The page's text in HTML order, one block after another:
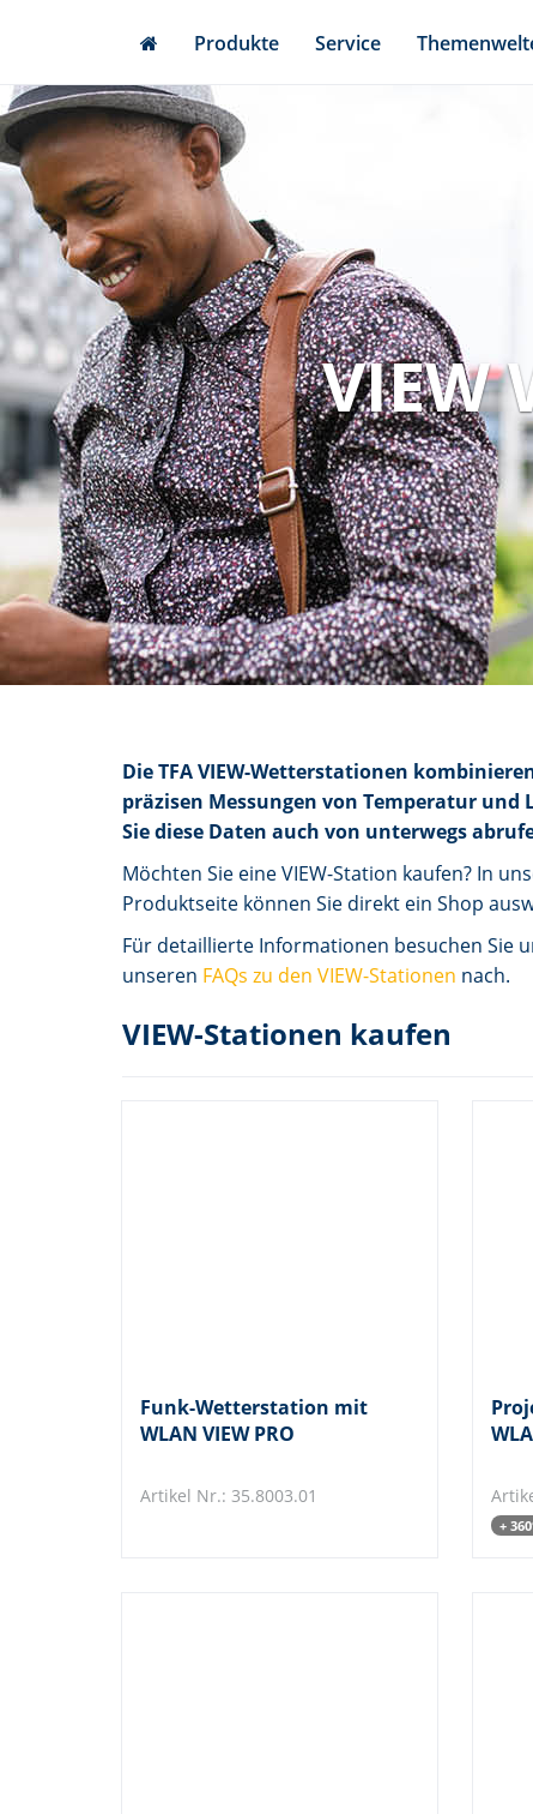
content
Produkte Service
VIEW
Die TFA VIEW-Wetterstationen
präzisen Messungen von Temperatur
Sie diese Daten auch von unterwegs
Möchten Sie eine VIEW-Station kaufen? In
Produktseite können Sie direkt ein Shop
Für detaillierte Informationen besuchen Sie
unseren FAQs zu den VIEW-Stationen nach.
VIEW-Stationen kaufen
Funk-Wetterstation mit
WLAN VIEW PRO
Artikel Nr.: 35.8003.01
+